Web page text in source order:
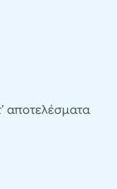
αποτελέσματα